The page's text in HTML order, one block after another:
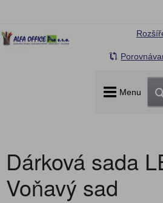
Menu
Dárková sada
Voňavý sad